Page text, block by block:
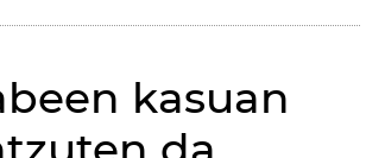
kasuan